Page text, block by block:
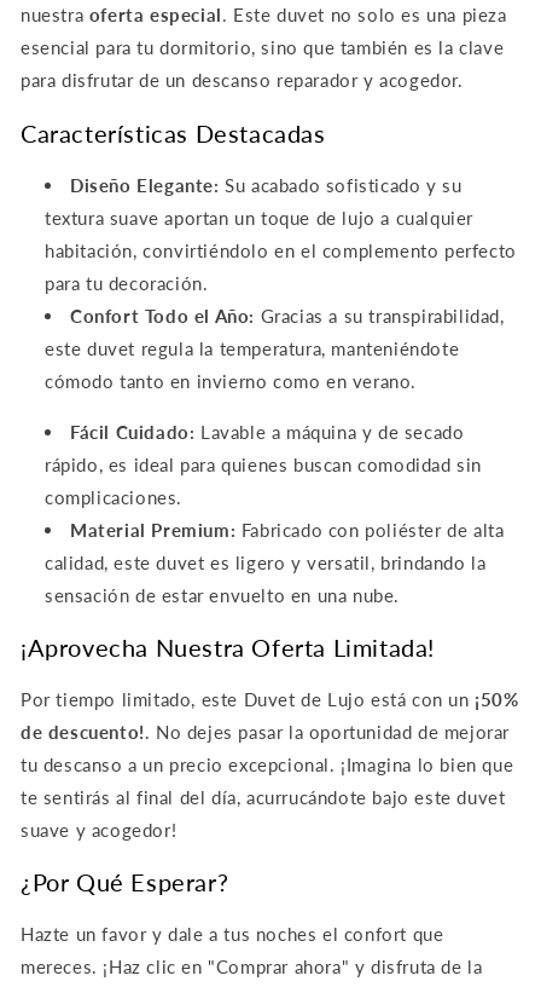
nuestra oferta especial. Este duvet no solo es una pieza
esencial para tu dormitorio, sino que también es la clave
para disfrutar de un descanso reparador y acogedor.
Características Destacadas
Diseño Elegante: Su acabado sofisticado y su
textura suave aportan un toque de lujo a cualquier
habitación, convirtiéndolo en el complemento perfecto
para tu decoración.
Confort Todo el Año: Gracias a su transpirabilidad,
este duvet regula la temperatura, manteniéndote
cómodo tanto en invierno como en verano.
Fácil Cuidado: Lavable a máquina y de secado
rápido, es ideal para quienes buscan comodidad sin
complicaciones.
Material Premium: Fabricado con poliéster de alta
calidad, este duvet es ligero y versatil, brindando la
sensación de estar envuelto en una nube.
¡Aprovecha Nuestra Oferta Limitada!
Por tiempo limitado, este Duvet de Lujo está con un ¡50%
de descuento!. No dejes pasar la oportunidad de mejorar
tu descanso a un precio excepcional. ¡Imagina lo bien que
te sentirás al final del día, acurrucándote bajo este duvet
suave y acogedor!
¿Por Qué Esperar?
Hazte un favor y dale a tus noches el confort que
mereces. ¡Haz clic en "Comprar ahora" y disfruta de la